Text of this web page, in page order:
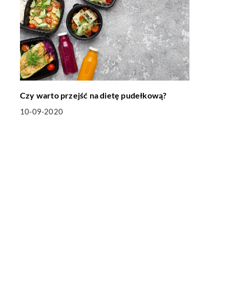
Czy warto przejść na dietę pudełkową?
10-09-2020